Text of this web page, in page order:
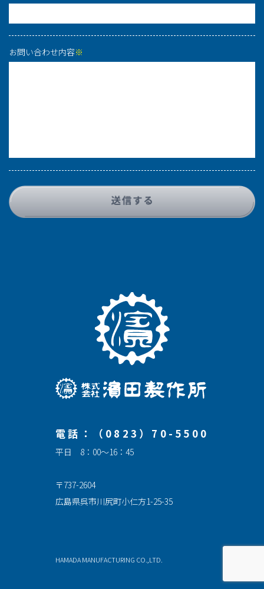
電話：（0823）70-5500
平日 8：00～16：45
〒737-2604
広島県呉市川尻町小仁方1-25-35
HAMADA MANUFACTURING CO.,LTD.
お問い合わせ内容※